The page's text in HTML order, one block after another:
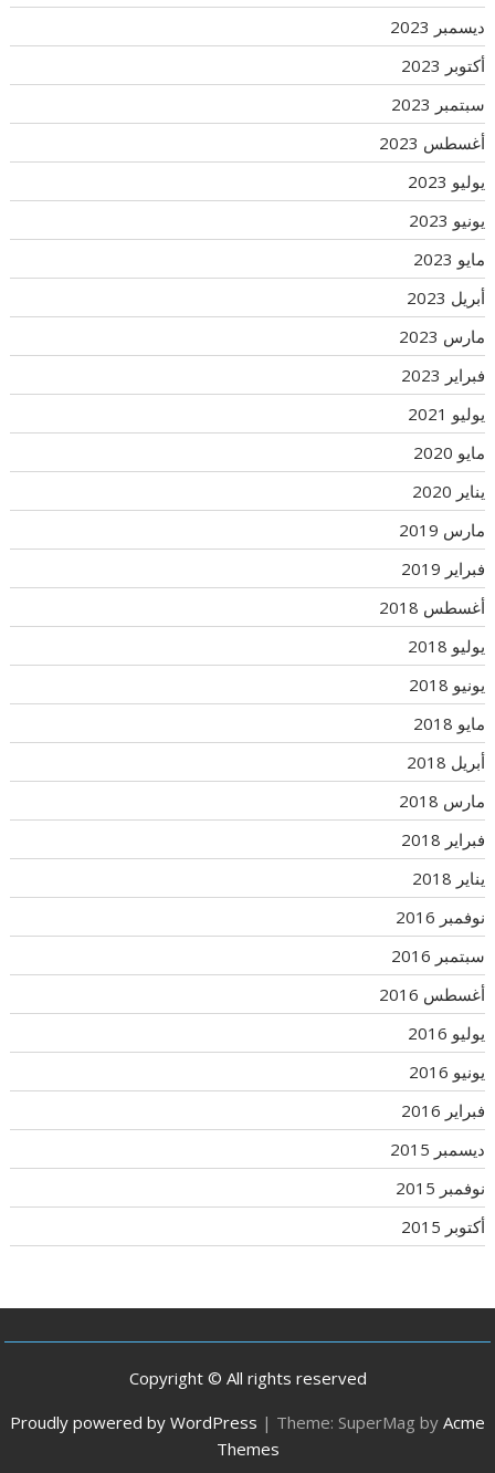
ديسمبر 2023
أكتوبر 2023
سبتمبر 2023
أغسطس 2023
يوليو 2023
يونيو 2023
مايو 2023
أبريل 2023
مارس 2023
فبراير 2023
يوليو 2021
مايو 2020
يناير 2020
مارس 2019
فبراير 2019
أغسطس 2018
يوليو 2018
يونيو 2018
مايو 2018
أبريل 2018
مارس 2018
فبراير 2018
يناير 2018
نوفمبر 2016
سبتمبر 2016
أغسطس 2016
يوليو 2016
يونيو 2016
فبراير 2016
ديسمبر 2015
نوفمبر 2015
أكتوبر 2015
Copyright © All rights reserved
Proudly powered by WordPress | Theme: SuperMag by Acme
Themes